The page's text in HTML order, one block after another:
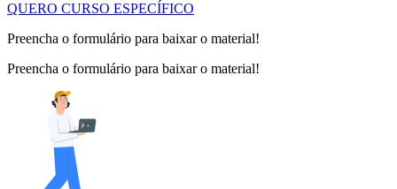
QUERO CURSO ESPECÍFICO
Preencha o formulário para baixar o material!
Preencha o formulário para baixar o material!